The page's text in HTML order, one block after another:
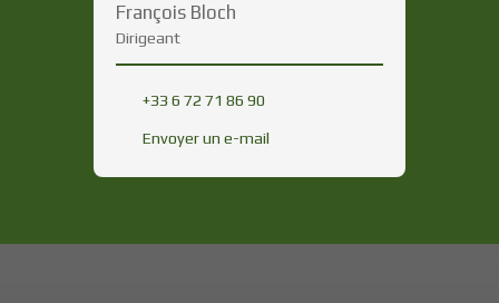
François Bloch
Dirigeant
+33 6 72 71 86 90
Envoyer un e-mail